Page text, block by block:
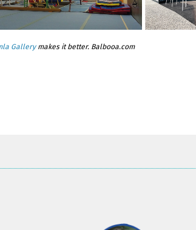
Gallerymakes it better. Balbooa.com